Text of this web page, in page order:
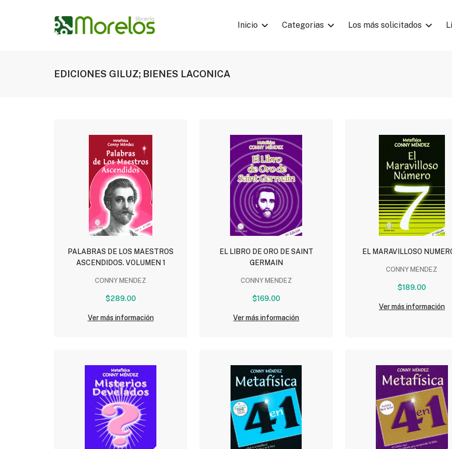
Inicio Categorias Los más solicitados
EDICIONES GILUZ; BIENES LACONICA
PALABRAS DE LOS MAESTROS
ASCENDIDOS. VOLUMEN 1
CONNY MENDEZ
$289.00
Ver más información
EL LIBRO DE ORO DE SAINT
GERMAIN
CONNY MENDEZ
$169.00
Ver más información
EL MARAVILLOSO
CONNY MENDEZ
$189.00
Ver más información